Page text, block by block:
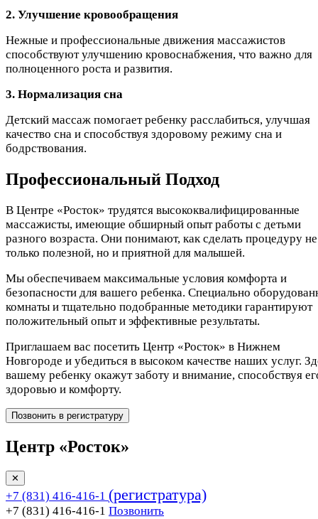
2. Улучшение кровообращения
Нежные и профессиональные движения массажистов
способствуют улучшению кровоснабжения, что важно для
полноценного роста и развития.
3. Нормализация сна
Детский массаж помогает ребенку расслабиться, улучшая
качество сна и способствуя здоровому режиму сна и
бодрствования.
Профессиональный Подход
В Центре «Росток» трудятся высококвалифицированные
массажисты, имеющие обширный опыт работы с детьми
разного возраста. Они понимают, как сделать процедуру не
только полезной, но и приятной для малышей.
Мы обеспечиваем максимальные условия комфорта и
безопасности для вашего ребенка. Специально
комнаты и тщательно подобранные методики гарантируют
положительный опыт и эффективные результаты.
Приглашаем вас посетить Центр «Росток» в Нижнем
Новгороде и убедиться в высоком качестве наших услуг.
вашему ребенку окажут заботу и внимание, способствуя
здоровью и комфорту.
Позвонить в регистратуру
Центр «Росток»
✕
+7 (831) 416-416-1 (регистратура)
+7 (831) 416-416-1 Позвонить